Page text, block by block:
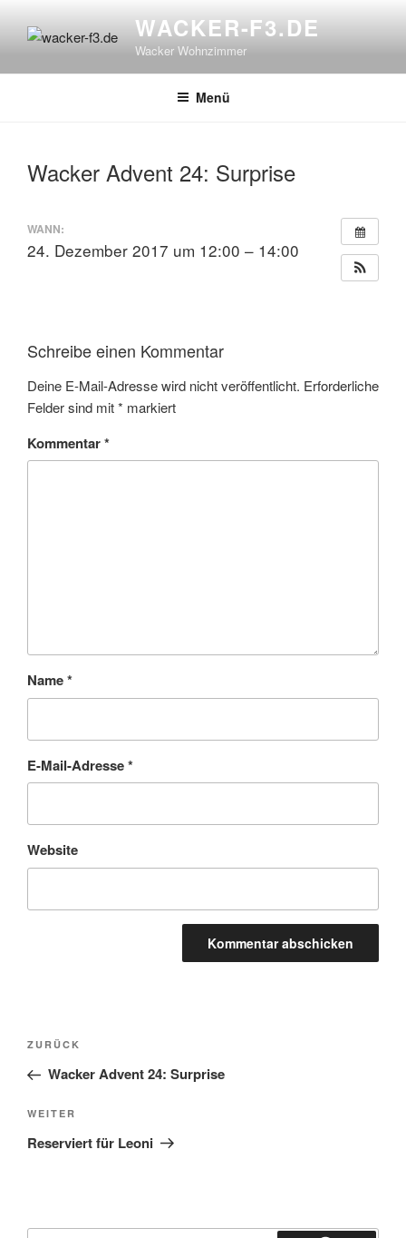
Inhalt
WACKER-F3.DE
Wacker Wohnzimmer
Menü
Wacker Advent 24: Surprise
WANN:
24. Dezember 2017 um 12:00 – 14:00
Schreibe einen Kommentar
Deine E-Mail-Adresse wird nicht veröffentlicht. Erforderliche
Felder sind mit* markiert
Kommentar*
Name*
E-Mail-Adresse*
Website
Beitragsnavigation
Vorheriger
Beitrag
ZURÜCK
Wacker Advent 24: Surprise
Nächster
Beitrag
WEITER
Reserviert für Leoni